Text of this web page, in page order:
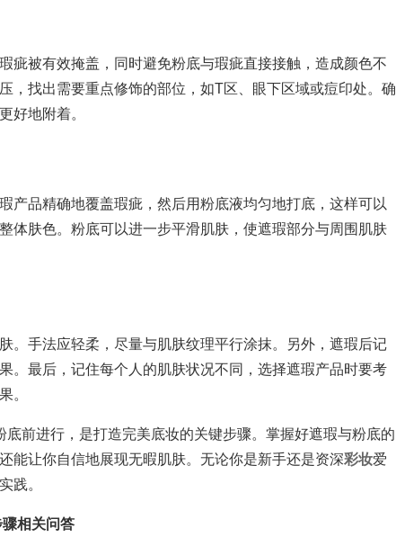
疵被有效掩盖，同时避免粉底与瑕疵直接接触，造成颜色不
，找出需要重点修饰的部位，如T区、眼下区域或痘印处。确
好地附着。
产品精确地覆盖瑕疵，然后用粉底液均匀地打底，这样可以
体肤色。粉底可以进一步平滑肌肤，使遮瑕部分与周围肌肤
。手法应轻柔，尽量与肌肤纹理平行涂抹。另外，遮瑕后记
。最后，记住每个人的肌肤状况不同，选择遮瑕产品时要考
。
前进行，是打造完美底妆的关键步骤。掌握好遮瑕与粉底的
能让你自信地展现无暇肌肤。无论你是新手还是资深彩妆爱
践。
相关问答